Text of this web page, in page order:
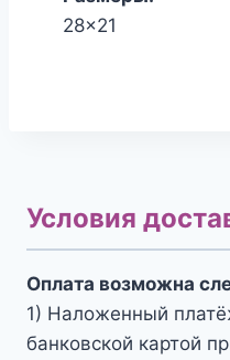
28x21
Условия
Оплата возможна
1) Наложенный
банковской картой